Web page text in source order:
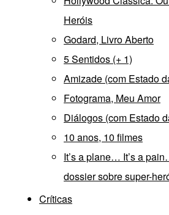
Heróis
Godard, Livro Aberto
5 Sentidos (+ 1)
Amizade (com Estado
Fotograma, Meu Amor
Diálogos (com Estado
10 anos, 10 filmes
It’s a plane… It’s a
dossier sobre super-
Críticas